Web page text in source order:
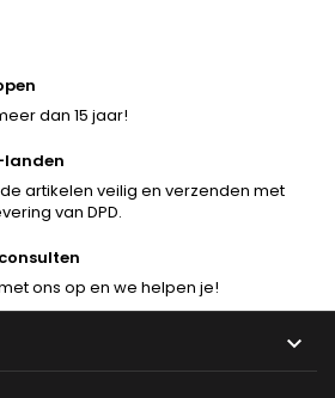
dan 15 jaar!
landen
artikelen veilig en verzenden met
van DPD.
ons op en we helpen je!
